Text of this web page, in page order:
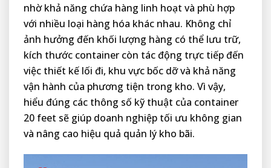
nhờ khả năng chứa hàng linh hoạt và phù hợp
với nhiều loại hàng hóa khác nhau. Không chỉ
ảnh hưởng đến khối lượng hàng có thể lưu trữ,
kích thước container còn tác động trực tiếp đến
việc thiết kế lối đi, khu vực bốc dỡ và khả năng
vận hành của phương tiện trong kho. Vì vậy,
hiểu đúng các thông số kỹ thuật của container
20 feet sẽ giúp doanh nghiệp tối ưu không gian
và nâng cao hiệu quả quản lý kho bãi.